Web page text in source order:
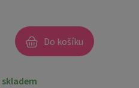
Do košíku
skladem